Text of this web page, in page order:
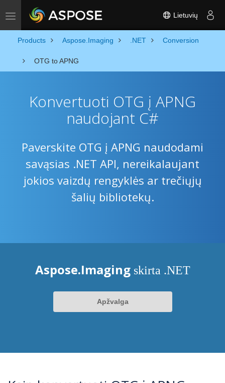
Toggle navigation Lietuvių
Products Aspose.Imaging .NET Conversion
OTG to APNG
Konvertuoti OTG į APNG
naudojant C#
Paverskite OTG į APNG naudodami
savąsias .NET API, nereikalaujant
jokios vaizdų rengyklės ar trečiųjų
šalių bibliotekų.
Aspose.Imaging skirta .NET
Apžvalga